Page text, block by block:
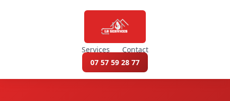
Services
Contact
07 57 59 28 77